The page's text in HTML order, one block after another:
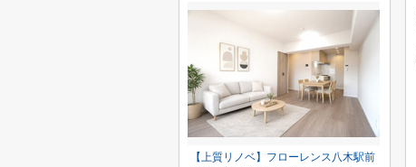
【上質リノベ】フローレンス八木駅前